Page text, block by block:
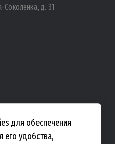
д. 31
для обеспечения
его удобства,